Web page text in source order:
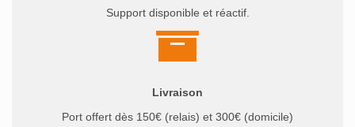
Support disponible et réactif.
Livraison
Port offert dès 150€ (relais) et 300€ (domicile)